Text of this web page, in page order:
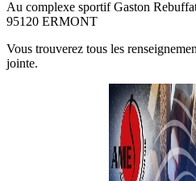
Au complexe sportif Gaston
95120 ERMONT
Vous trouverez tous les
jointe.